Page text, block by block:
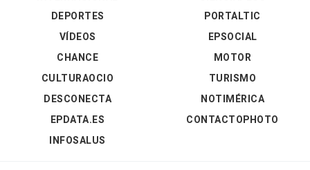
DEPORTES
VÍDEOS
PORTALTIC
EPSOCIAL
CHANCE
CULTURAOCIO
DESCONECTA
EPDATA.ES
INFOSALUS
MOTOR
TURISMO
NOTIMÉRICA
CONTACTOPHOTO